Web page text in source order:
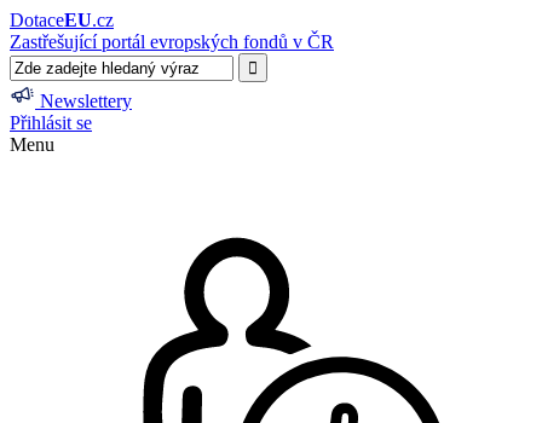
DotaceEU.cz
Zastřešující portál evropských fondů v ČR
Newslettery
Přihlásit se
Menu